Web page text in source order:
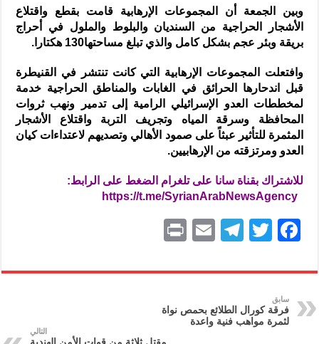
وبين الجمعة أن المجموعات الإرهابية قامت بقطع واقتلاع
الأشجار الحراجية من السنديان والبلوط والملول في أحراج
بريقة وبئر عجم بشكل كامل والذي تبلغ مساحتها130 هكتارا.
وافتعلت المجموعات الإرهابية التي كانت تنتشر في القنيطرة
قبل اندحارها الحرائق في الغابات والمناطق الحراجية خدمة
لمخططات العدو الإسرائيلي الرامية إلى تدمير ونهب ثروات
المحافظة وسرقة المياه وتجريف التربة واقتلاع الأشجار
المثمرة للتأثير عبثاً على صمود الأهالي وتصديهم لاعتداءات كيان
العدو ومرتزقته من الإرهابيين.
للاشتراك بقناة سانا على تلغرام الضغط على الرابط:
https://t.me/SyrianArabNewsAgency
F
c
e
b
T
itt
er
T
e
a
E
ai
nt
سابق
فرقة كورال الطلائع بحمص نواة
لثمرة مواهب فنية واعدة
التالي